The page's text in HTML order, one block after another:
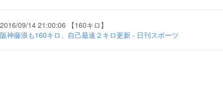
2016/09/14 21:00:06 【160キロ】
阪神藤浪も160キロ、自己最速２キロ更新 - 日刊スポーツ